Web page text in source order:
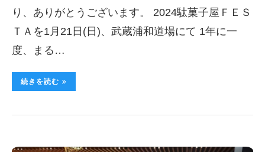
り、ありがとうございます。 2024駄菓子屋ＦＥＳ
ＴＡを1月21日(日)、武蔵浦和道場にて 1年に一
度、まる…
続きを読む